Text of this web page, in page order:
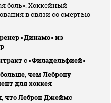
боль». Хоккейный
в связи со смертью
«Динамо» из
с «Филадельфией»
чем Леброну
для хоккея
что Леброн Джеймс